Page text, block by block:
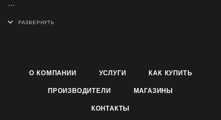
- достаточно большая, удобная в пользовании
О КОМПАНИИ УСЛУГИ КАК КУПИТЬ
ПРОИЗВОДИТЕЛИ МАГАЗИНЫ
КОНТАКТЫ